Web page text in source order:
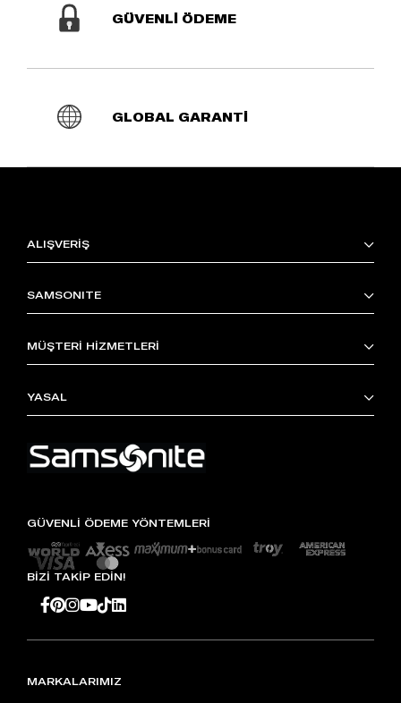
GÜVENLİ ÖDEME
GLOBAL GARANTİ
ALIŞVERİŞ
SAMSONITE
MÜŞTERİ HİZMETLERİ
YASAL
GÜVENLİ ÖDEME YÖNTEMLERİ
BİZİ TAKİP EDİN!
MARKALARIMIZ